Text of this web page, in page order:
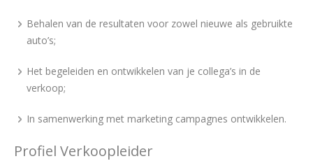
Behalen van de resultaten voor zowel nieuwe als gebruikte
auto’s;
Het begeleiden en ontwikkelen van je collega’s in de
verkoop;
In samenwerking met marketing campagnes ontwikkelen.
Profiel Verkoopleider